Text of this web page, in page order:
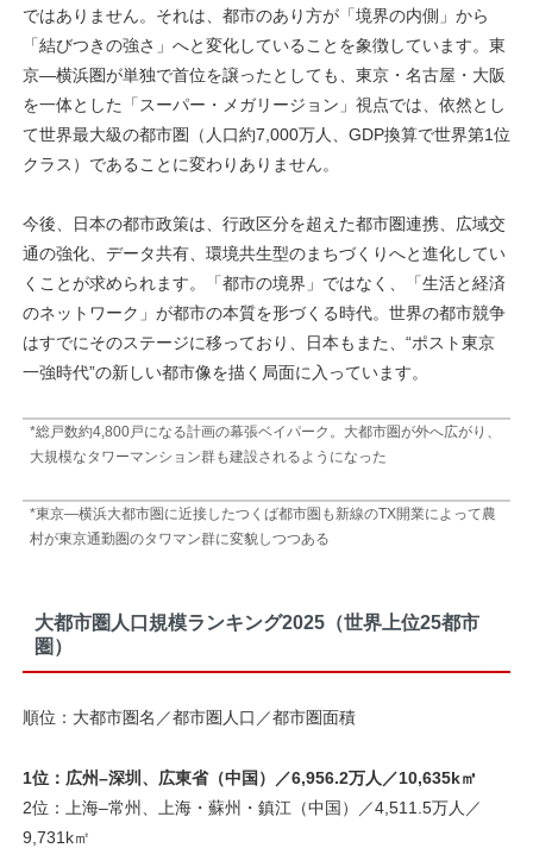
ではありません。それは、都市のあり方が「境界の内側」から
「結びつきの強さ」へと変化していることを象徴しています。東
京―横浜圏が単独で首位を譲ったとしても、東京・名古屋・大阪
を一体とした「スーパー・メガリージョン」視点では、依然とし
て世界最大級の都市圏（人口約7,000万人、GDP換算で世界第1位
クラス）であることに変わりありません。
今後、日本の都市政策は、行政区分を超えた都市圏連携、広域交
通の強化、データ共有、環境共生型のまちづくりへと進化してい
くことが求められます。「都市の境界」ではなく、「生活と経済
のネットワーク」が都市の本質を形づくる時代。世界の都市競争
はすでにそのステージに移っており、日本もまた、“ポスト東京
一強時代”の新しい都市像を描く局面に入っています。
*総戸数約4,800戸になる計画の幕張ベイパーク。大都市圏が外へ広がり、
大規模なタワーマンション群も建設されるようになった
*東京―横浜大都市圏に近接したつくば都市圏も新線のTX開業によって農
村が東京通勤圏のタワマン群に変貌しつつある
大都市圏人口規模ランキング2025（世界上位25都市
圏）
順位：大都市圏名／都市圏人口／都市圏面積
1位：広州–深圳、広東省（中国）／6,956.2万人／10,635k㎡
2位：上海–常州、上海・蘇州・鎮江（中国）／4,511.5万人／
9,731k㎡